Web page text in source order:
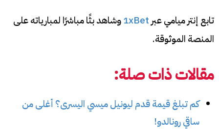
تابع إنتر ميامي عبر 1xBetوشاهد بثًا مباشرًا لمبارياته على
المنصة الموثوقة.
مقالات ذات صلة:
كم تبلغ قيمة قدم ليونيل ميسي اليسرى؟ أغلى من
ساقي رونالدو!